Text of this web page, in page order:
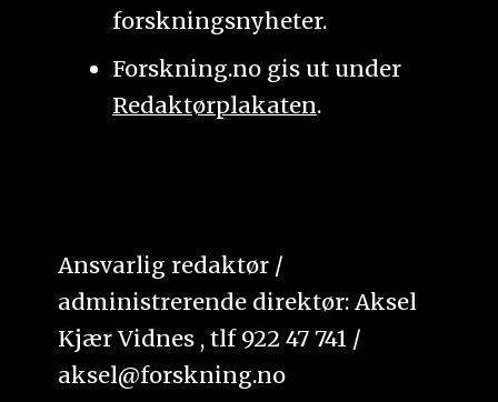
forskningsnyheter.
Forskning.no gis ut under
Redaktørplakaten.
Ansvarlig redaktør /
administrerende direktør: Aksel
Kjær Vidnes , tlf 922 47 741 /
aksel@forskning.no